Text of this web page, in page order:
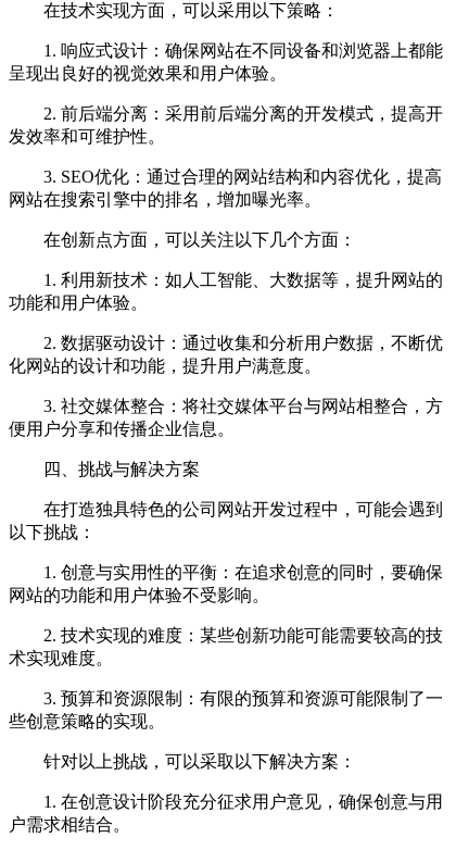
在技术实现方面，可以采用以下策略：
1. 响应式设计：确保网站在不同设备和浏览器上都能
呈现出良好的视觉效果和用户体验。
2. 前后端分离：采用前后端分离的开发模式，提高开
发效率和可维护性。
3. SEO优化：通过合理的网站结构和内容优化，提高
网站在搜索引擎中的排名，增加曝光率。
在创新点方面，可以关注以下几个方面：
1. 利用新技术：如人工智能、大数据等，提升网站的
功能和用户体验。
2. 数据驱动设计：通过收集和分析用户数据，不断优
化网站的设计和功能，提升用户满意度。
3. 社交媒体整合：将社交媒体平台与网站相整合，方
便用户分享和传播企业信息。
四、挑战与解决方案
在打造独具特色的公司网站开发过程中，可能会遇到
以下挑战：
1. 创意与实用性的平衡：在追求创意的同时，要确保
网站的功能和用户体验不受影响。
2. 技术实现的难度：某些创新功能可能需要较高的技
术实现难度。
3. 预算和资源限制：有限的预算和资源可能限制了一
些创意策略的实现。
针对以上挑战，可以采取以下解决方案：
1. 在创意设计阶段充分征求用户意见，确保创意与用
户需求相结合。